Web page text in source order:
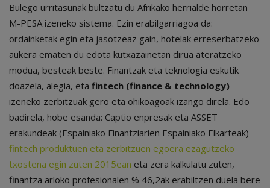
Bulego urritasunak bultzatu du Afrikako herrialde horretan
M-PESA izeneko sistema. Ezin erabilgarriagoa da:
ordainketak egin eta jasotzeaz gain, hotelak erreserbatzeko
aukera ematen du edota kutxazainetan dirua ateratzeko
modua, besteak beste. Finantzak eta teknologia eskutik
doazela, alegia, eta fintech (finance & technology)
izeneko zerbitzuak gero eta ohikoagoak izango direla. Edo
badirela, hobe esanda: Captio enpresak eta ASSET
erakundeak (Espainiako Finantziarien Espainiako Elkarteak)
fintech produktuen eta zerbitzuen egoera ezagutzeko
txostena egin zuten 2015ean eta zera kalkulatu zuten,
finantza arloko profesionalen % 46,2ak erabiltzen duela bere